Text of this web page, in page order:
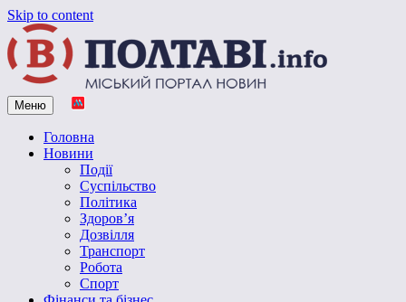
Skip to content
Vpoltave.info
Полтавський портал новин
Меню
Головна
Новини
Події
Суспільство
Політика
Здоров’я
Дозвілля
Транспорт
Робота
Спорт